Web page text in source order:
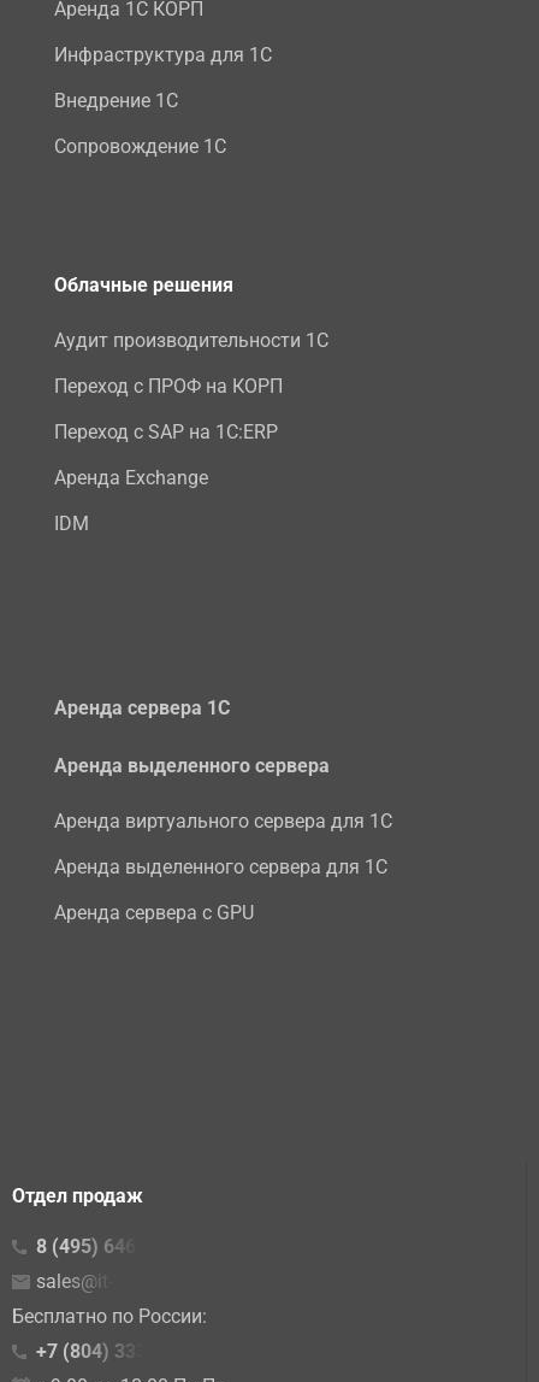
Аренда 1С КОРП
Инфраструктура для 1С
Внедрение 1С
Сопровождение 1С
Облачные решения
Аудит производительности 1С
Переход с ПРОФ на КОРП
Переход с SAP на 1С:ERP
Аренда Exchange
IDM
Аренда сервера 1С
Аренда выделенного сервера
Аренда виртуального сервера для 1С
Аренда выделенного сервера для 1С
Аренда сервера с GPU
Отдел продаж
8 (495) 646-23-16
sales@it-lite.ru
Бесплатно по России:
+7 (804) 333 02 15